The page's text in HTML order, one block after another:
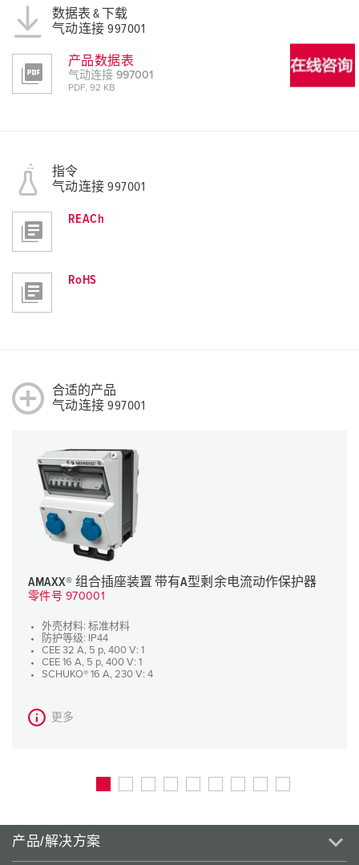
数据表 & 下载
气动连接 997001
产品数据表
气动连接 997001
PDF, 92 KB
指令
气动连接 997001
REACh
RoHS
合适的产品
气动连接 997001
AMAXX® 组合插座装置 带有A型剩余电流动作保护器
零件号 970001
外壳材料: 标准材料
防护等级: IP44
CEE 32 A, 5 p, 400 V: 1
CEE 16 A, 5 p, 400 V: 1
SCHUKO® 16 A, 230 V: 4
更多
产品/解决方案